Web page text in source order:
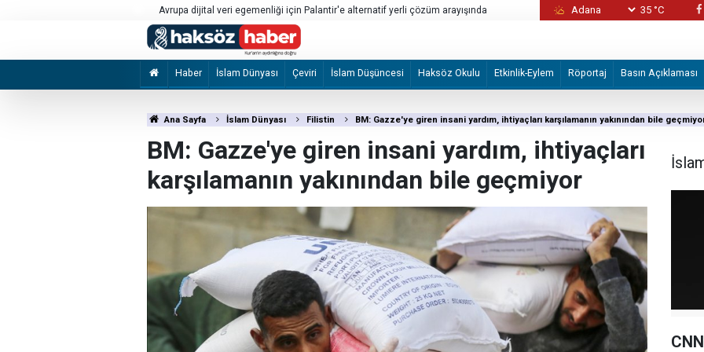
Avrupa dijital veri egemenliği için Palantir'e alternatif yerli çözüm arayışında
CNN: ABD'nin mühimmat stoklarının
35 °C
Haber İslam Dünyası Çeviri İslam Düşüncesi Haksöz Okulu Etkinlik-Eylem Röportaj Basın Açıklaması
Ana Sayfa İslam Dünyası Filistin BM: Gazze'ye giren insani yardım, ihtiyaçları karşılamanın yakınından bile
BM: Gazze'ye giren insani yardım, ihtiyaçları
karşılamanın yakınından bile geçmiyor